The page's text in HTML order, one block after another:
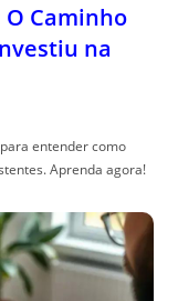
O Caminho
na
entender como
Aprenda agora!